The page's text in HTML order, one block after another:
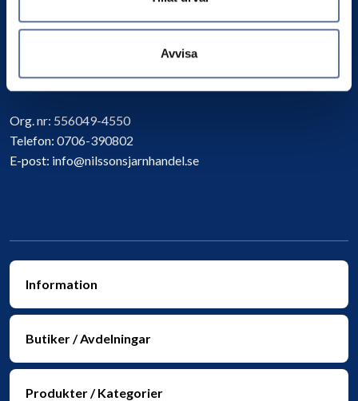
Avvisa
Kontakta oss
Org. nr: 556049-4550
Telefon: 0706-390802
E-post: info@nilssonsjarnhandel.se
Information
Butiker / Avdelningar
Produkter / Kategorier